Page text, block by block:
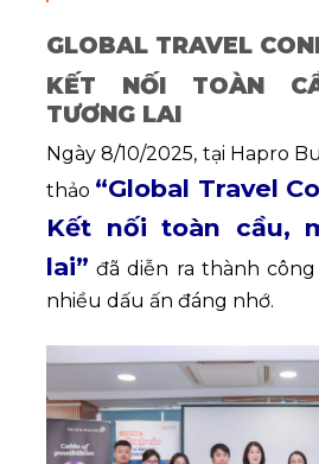
GLOBAL TRAVEL
KẾT NỐI TOÀN
TƯƠNG LAI
Ngày 8/10/2025, tại Hapro
thảo “Global Travel
Kết nối toàn cầu,
lai” đã diễn ra thành
nhiều dấu ấn đáng nhớ.